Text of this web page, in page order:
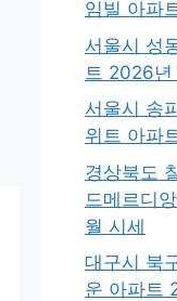
임빌 아파
서울시 성
트 2026년
서울시 송
위트 아파
경상북도
드메르디
월 시세
대구시 북
운 아파트